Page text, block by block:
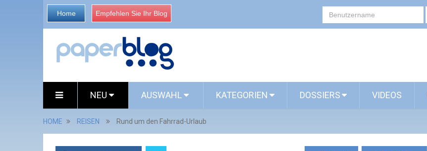
Home Empfehlen Sie Ihr Blog
NEU AUSWAHL KATEGORIEN DOSSIERS VIDEOS
HOME REISEN Rund um den Fahrrad-Urlaub